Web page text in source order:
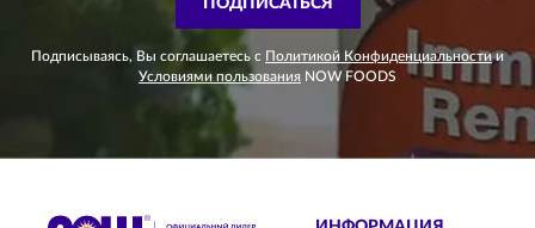
Подписываясь, Вы соглашаетесь с Политикой Конфиденциальности и
Условиями пользования NOW FOODS